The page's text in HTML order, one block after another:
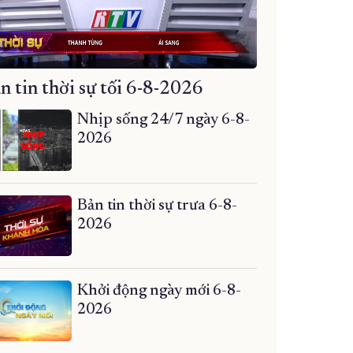
tin thời sự tối 6-8-2026
Nhịp sống 24/7 ngày 6-8-
2026
Bản tin thời sự trưa 6-8-
2026
Khởi động ngày mới 6-8-
2026